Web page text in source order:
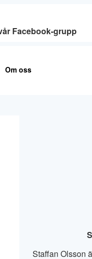
Facebook-grupp
Om oss
Staffan Olsson